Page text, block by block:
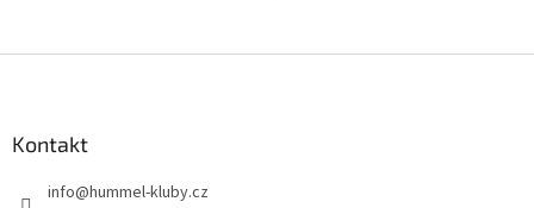
Kontakt
info@hummel-kluby.cz